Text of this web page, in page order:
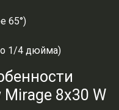
65°)
1/4 дюйма)
Mirage 8х30 W